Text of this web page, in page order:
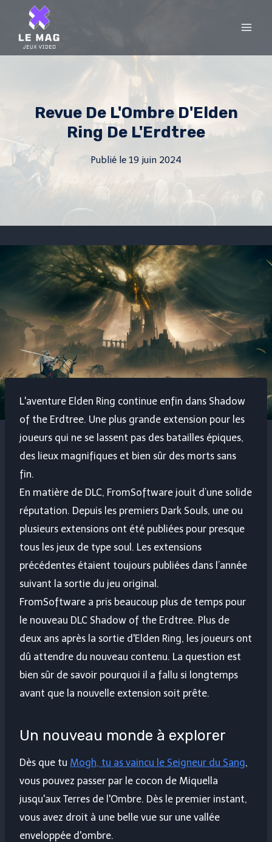
content
Revue De L'Ombre D'Elden
Ring De L'Erdtree
Publié le 19 juin 2024
L'aventure Elden Ring continue enfin dans Shadow
of the Erdtree. Une plus grande extension pour les
joueurs qui ne se lassent pas des batailles épiques,
des lieux magnifiques et bien sûr des morts sans
fin.
En matière de DLC, FromSoftware jouit d’une solide
réputation. Depuis les premiers Dark Souls, une ou
plusieurs extensions ont été publiées pour presque
tous les jeux de type soul. Les extensions
précédentes étaient toujours publiées dans l’année
suivant la sortie du jeu original.
FromSoftware a pris beaucoup plus de temps pour
le nouveau DLC Shadow of the Erdtree. Plus de
deux ans après la sortie d'Elden Ring, les joueurs ont
dû attendre du nouveau contenu. La question est
bien sûr de savoir pourquoi il a fallu si longtemps
avant que la nouvelle extension soit prête.
Un nouveau monde à explorer
Dès que tu Mogh, tu as vaincu le Seigneur du Sang,
vous pouvez passer par le cocon de Miquella
jusqu'aux Terres de l'Ombre. Dès le premier instant,
vous avez droit à une belle vue sur une vallée
enveloppée d'ombre.